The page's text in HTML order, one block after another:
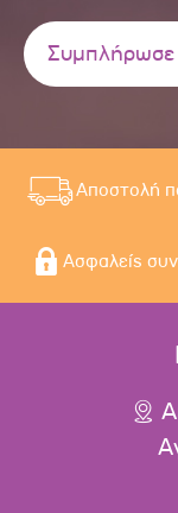
Αποστολή
Ασφαλείς